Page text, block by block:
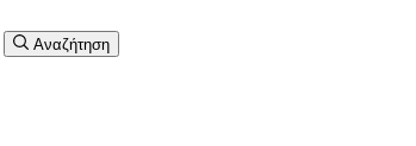
Αναζήτηση